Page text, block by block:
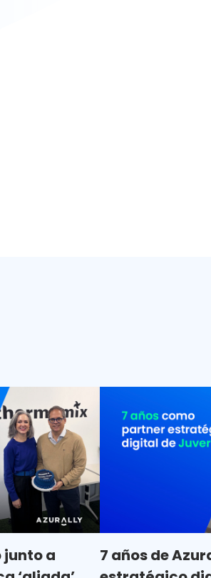
junto a
7 años de